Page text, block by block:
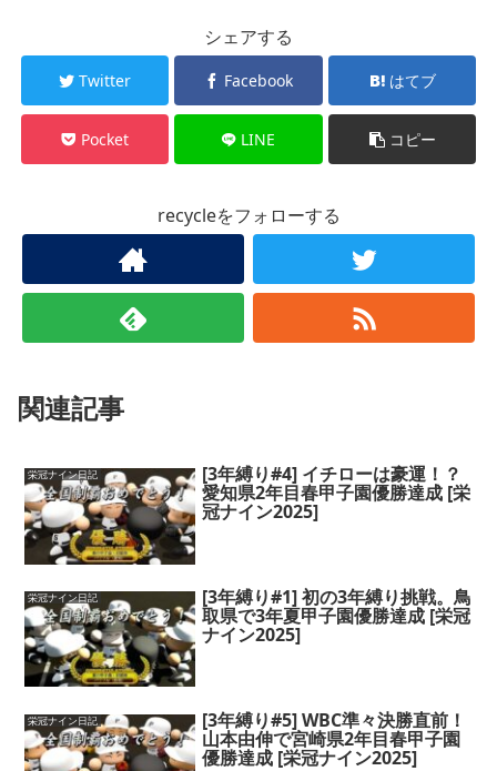
シェアする
Twitter Facebook はてブ
Pocket LINE コピー
recycleをフォローする
関連記事
栄冠ナイン日記 [3年縛り#4] イチローは豪運！？
愛知県2年目春甲子園優勝達成 [栄
冠ナイン2025]
栄冠ナイン日記 [3年縛り#1] 初の3年縛り挑戦。鳥
取県で3年夏甲子園優勝達成 [栄冠
ナイン2025]
栄冠ナイン日記 [3年縛り#5] WBC準々決勝直前！
山本由伸で宮崎県2年目春甲子園
優勝達成 [栄冠ナイン2025]